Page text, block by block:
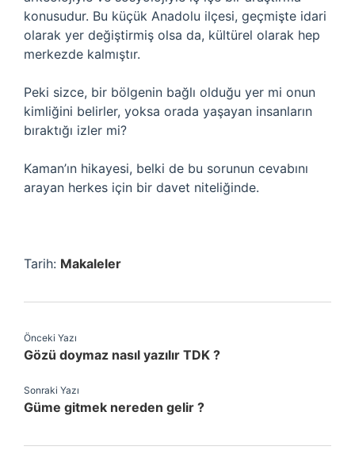
konusudur. Bu küçük Anadolu ilçesi, geçmişte idari
olarak yer değiştirmiş olsa da, kültürel olarak hep
merkezde kalmıştır.
Peki sizce, bir bölgenin bağlı olduğu yer mi onun
kimliğini belirler, yoksa orada yaşayan insanların
bıraktığı izler mi?
Kaman’ın hikayesi, belki de bu sorunun cevabını
arayan herkes için bir davet niteliğinde.
Tarih: Makaleler
Önceki Yazı
Gözü doymaz nasıl yazılır TDK ?
Sonraki Yazı
Güme gitmek nereden gelir ?